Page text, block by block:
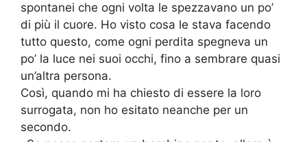
spontanei che ogni volta le spezzavano un po’
di più il cuore. Ho visto cosa le stava facendo
tutto questo, come ogni perdita spegneva un
po’ la luce nei suoi occhi, fino a sembrare quasi
un’altra persona.
Così, quando mi ha chiesto di essere la loro
surrogata, non ho esitato neanche per un
secondo.